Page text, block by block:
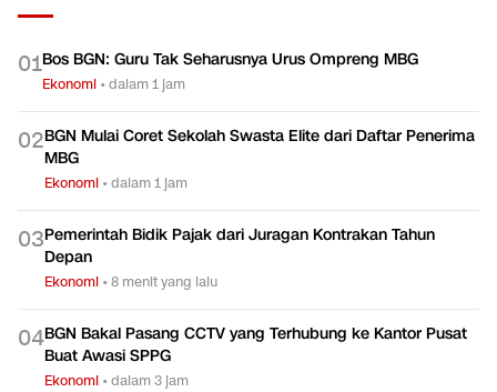
01Bos BGN: Guru Tak Seharusnya Urus Ompreng MBG
Ekonomi •dalam 1 jam
02BGN Mulai Coret Sekolah Swasta Elite dari Daftar Penerima
MBG
Ekonomi •dalam 1 jam
03Pemerintah Bidik Pajak dari Juragan Kontrakan Tahun
Depan
Ekonomi •8 menit yang lalu
04BGN Bakal Pasang CCTV yang Terhubung ke Kantor Pusat
Buat Awasi SPPG
Ekonomi •dalam 3 jam